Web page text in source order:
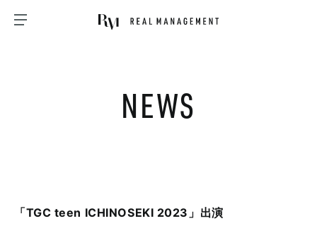
NEWS
「TGC teen ICHINOSEKI 2023」出演